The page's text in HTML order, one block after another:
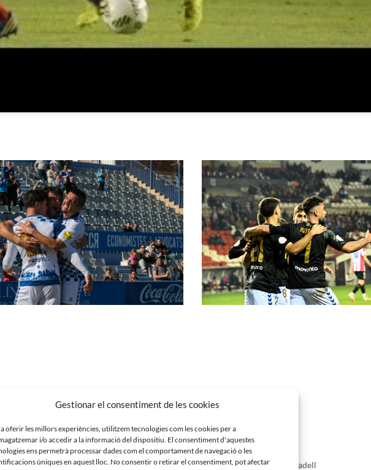
Gestionar el consentiment de les cookies
oferir les millors experiències, utilitzem tecnologies com les cookies per a
i/o accedir a la informació del dispositiu. El consentiment d'aquestes
ens permetrà processar dades com el comportament de navegació o les
úniques en aquest lloc. No consentir o retirar el consentiment, pot afectar
1 – 1 Rayo Majadahonda SD Logroñés 1 – 1 CE Sabadell